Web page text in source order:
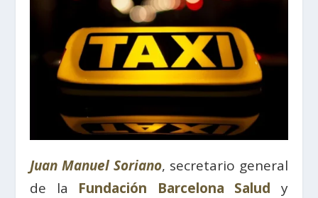
Juan Manuel Soriano, secretario general
de la Fundación Barcelona Salud y